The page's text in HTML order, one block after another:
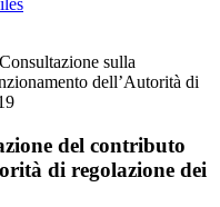
Consultazione sulla
dell’Autorità di
del contributo
di regolazione dei